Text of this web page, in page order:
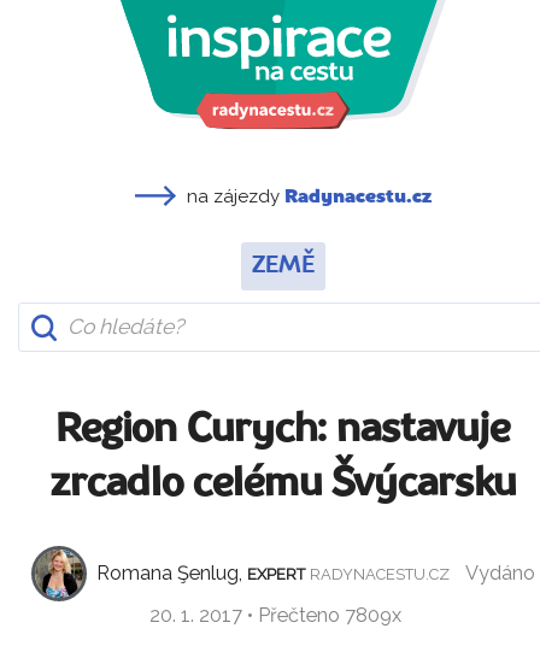
na zájezdy Radynacestu.cz
ZEMĚ
Region Curych: nastavuje
zrcadlo celému Švýcarsku
Romana Şenlug, EXPERT RADYNACESTU.CZ
Vydáno
20. 1. 2017 • Přečteno 7809x